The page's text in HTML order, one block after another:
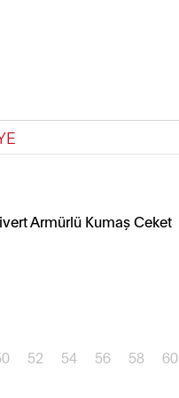
Armürlü Kumaş Ceket
52 54 56 58 60